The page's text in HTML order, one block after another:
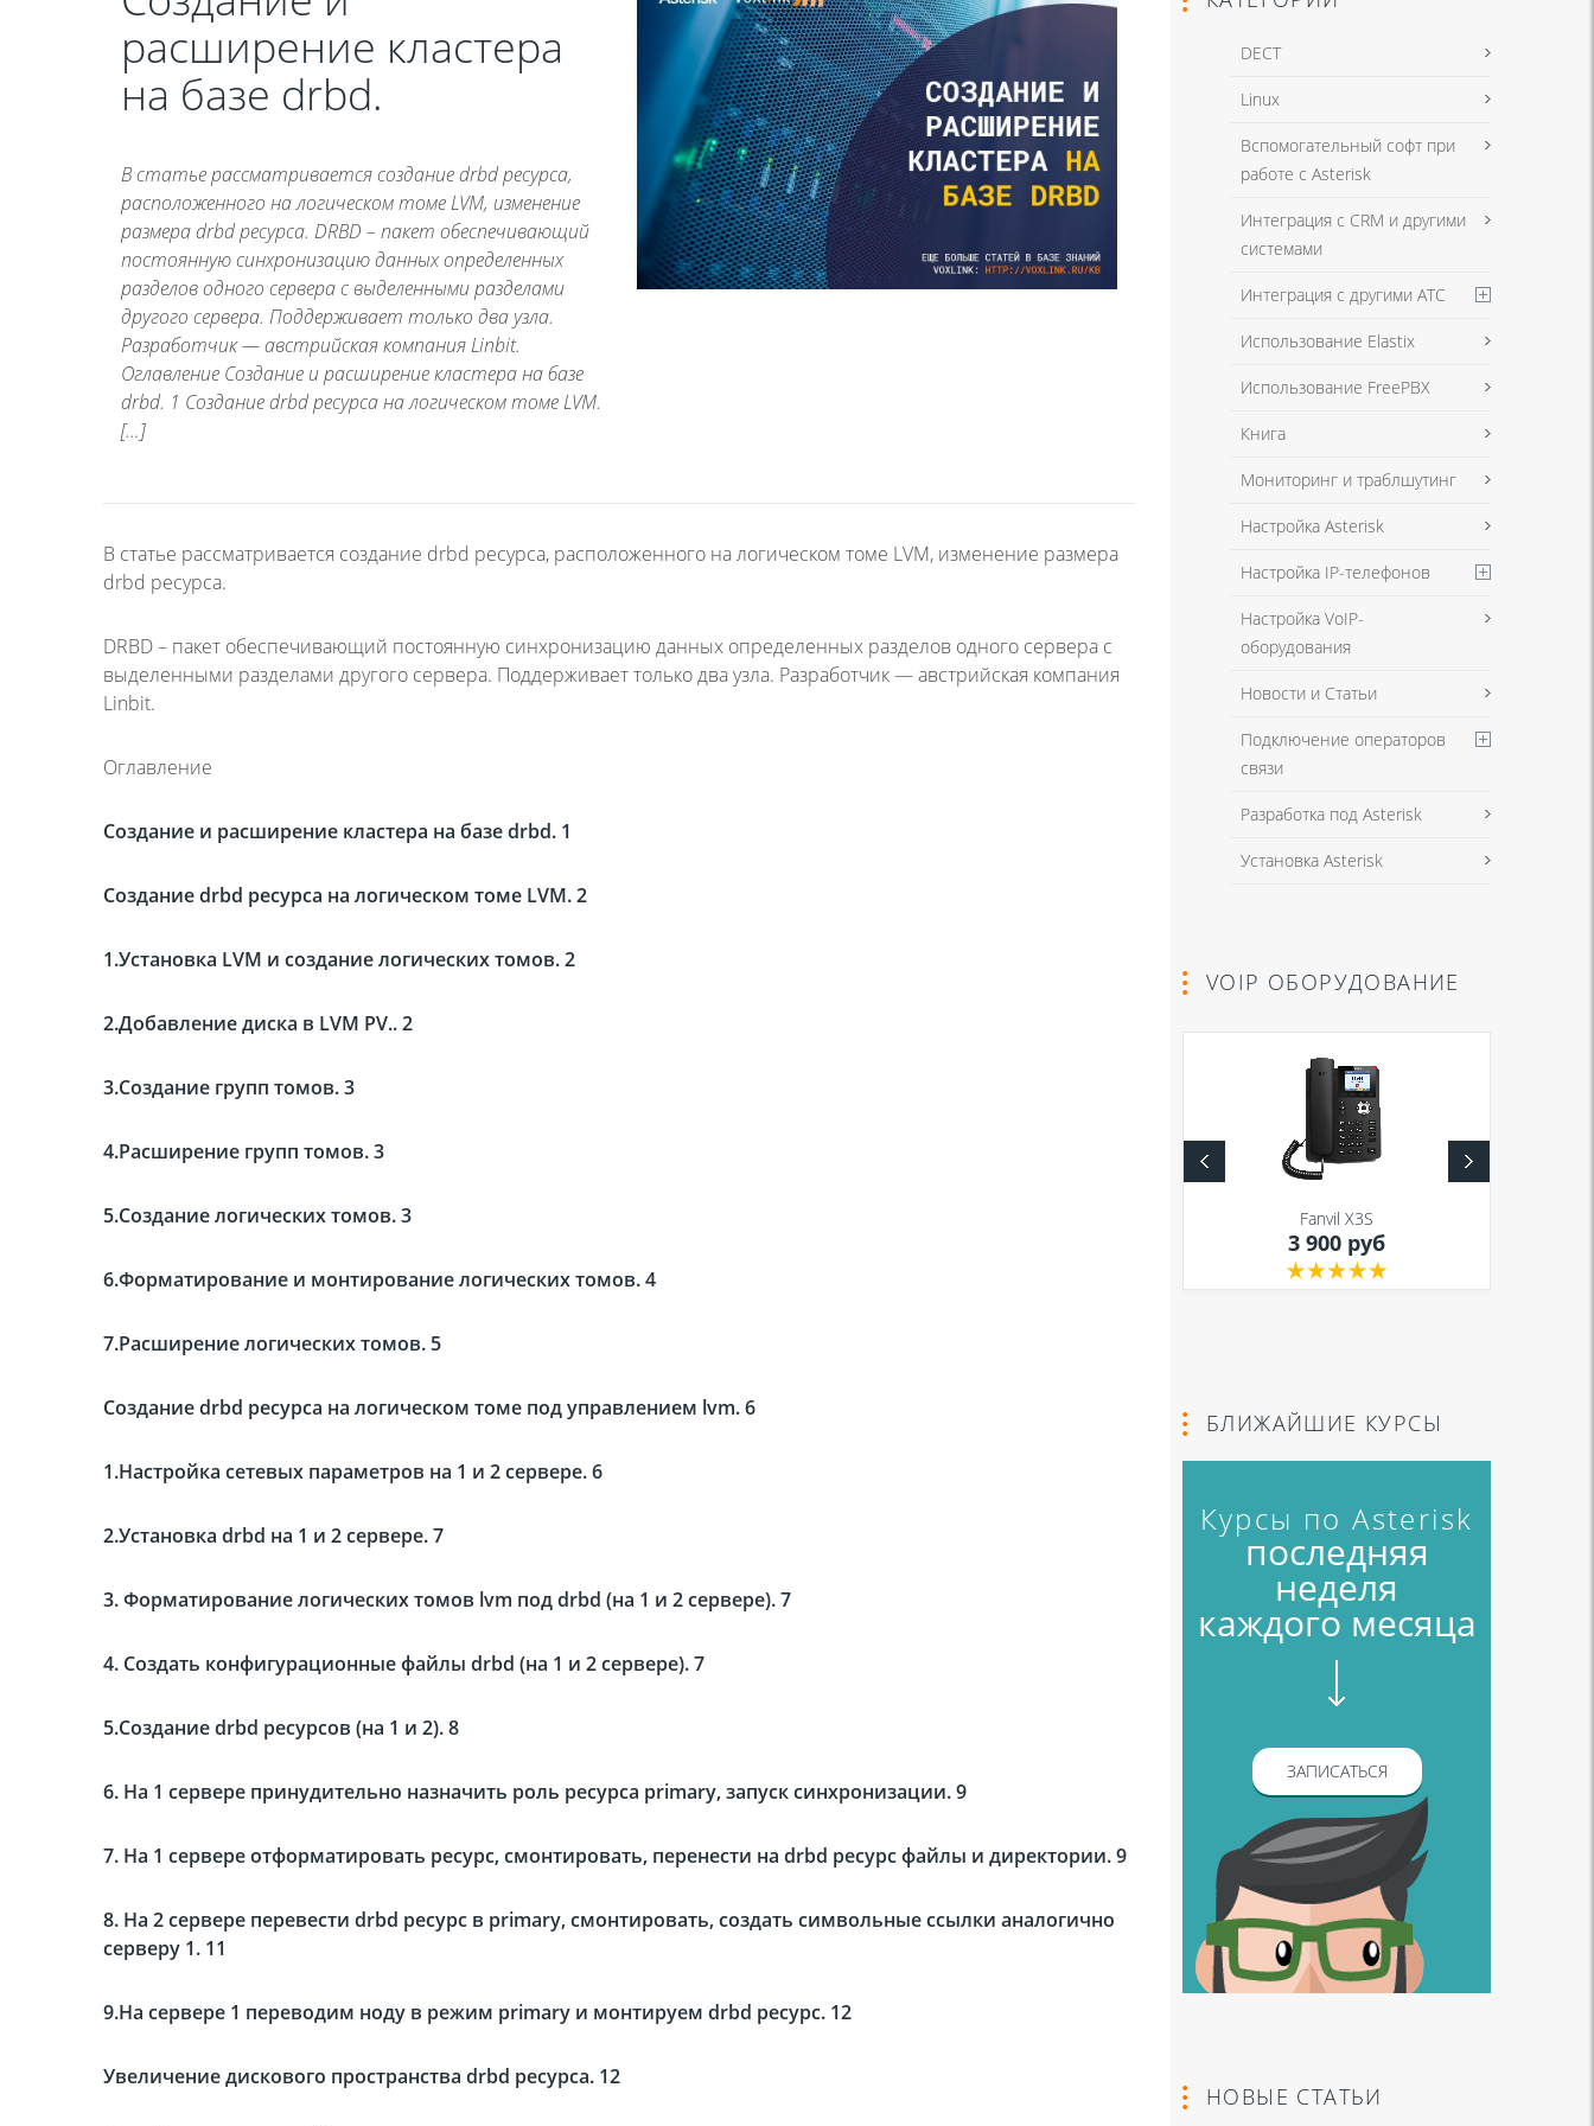
расширение кластера
на базе drbd.
В статье рассматривается создание drbd ресурса,
расположенного на логическом томе LVM, изменение
размера drbd ресурса. DRBD – пакет обеспечивающий
постоянную синхронизацию данных определенных
разделов одного сервера с выделенными разделами
другого сервера. Поддерживает только два узла.
Разработчик — австрийская компания Linbit.
Оглавление Создание и расширение кластера на базе
drbd. 1 Создание drbd ресурса на логическом томе LVM.
[…]
В статье рассматривается создание drbd ресурса, расположенного на логическом томе LVM, изменение размера
drbd ресурса.
DRBD – пакет обеспечивающий постоянную синхронизацию данных определенных разделов одного сервера с
выделенными разделами другого сервера. Поддерживает только два узла. Разработчик — австрийская компания
Linbit.
Оглавление
Создание и расширение кластера на базе drbd. 1
Создание drbd ресурса на логическом томе LVM. 2
1.Установка LVM и создание логических томов. 2
2.Добавление диска в LVM PV.. 2
3.Создание групп томов. 3
4.Расширение групп томов. 3
5.Создание логических томов. 3
6.Форматирование и монтирование логических томов. 4
7.Расширение логических томов. 5
Создание drbd ресурса на логическом томе под управлением lvm. 6
1.Настройка сетевых параметров на 1 и 2 сервере. 6
2.Установка drbd на 1 и 2 сервере. 7
3. Форматирование логических томов lvm под drbd (на 1 и 2 сервере). 7
4. Создать конфигурационные файлы drbd (на 1 и 2 сервере). 7
5.Создание drbd ресурсов (на 1 и 2). 8
6. На 1 сервере принудительно назначить роль ресурса primary, запуск синхронизации. 9
7. На 1 сервере отформатировать ресурс, смонтировать, перенести на drbd ресурс файлы и директории. 9
8. На 2 сервере перевести drbd ресурс в primary, смонтировать, создать символьные ссылки аналогично
серверу 1. 11
9.На сервере 1 переводим ноду в режим primary и монтируем drbd ресурс. 12
Увеличение дискового пространства drbd ресурса. 12
DECT
Linux
Вспомогательный софт при
работе с Asterisk
Интеграция с CRM и другими
системами
Интеграция с другими АТС
Использование Elastix
Использование FreePBX
Книга
Мониторинг и траблшутинг
Настройка Asterisk
Настройка IP-телефонов
Настройка VoIP-
оборудования
Новости и Статьи
Подключение операторов
связи
Разработка под Asterisk
Установка Asterisk
VOIP ОБОРУДОВАНИЕ
Fanvil X3S
3 900 руб
БЛИЖАЙШИЕ КУРСЫ
Курсы по Asterisk
последняя
неделя
каждого месяца
ЗАПИСАТЬСЯ
НОВЫЕ СТАТЬИ